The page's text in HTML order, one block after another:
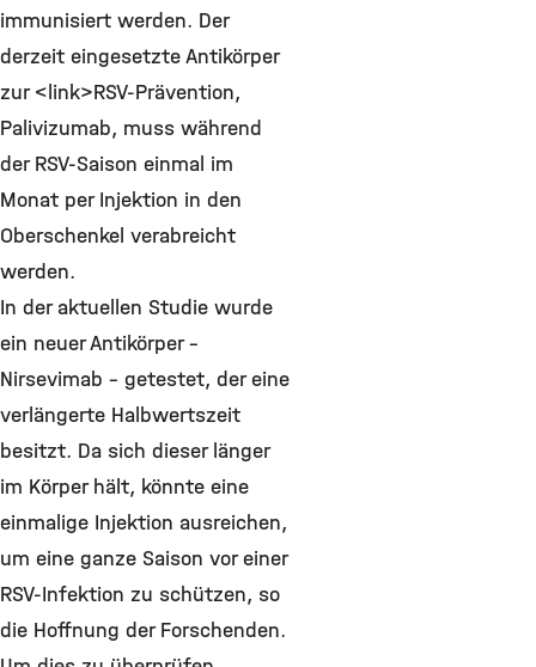
immunisiert werden. Der
derzeit eingesetzte Antikörper
zur <link>RSV-Prävention,
Palivizumab, muss während
der RSV-Saison einmal im
Monat per Injektion in den
Oberschenkel verabreicht
werden.
In der aktuellen Studie wurde
ein neuer Antikörper –
Nirsevimab – getestet, der eine
verlängerte Halbwertszeit
besitzt. Da sich dieser länger
im Körper hält, könnte eine
einmalige Injektion ausreichen,
um eine ganze Saison vor einer
RSV-Infektion zu schützen, so
die Hoffnung der Forschenden.